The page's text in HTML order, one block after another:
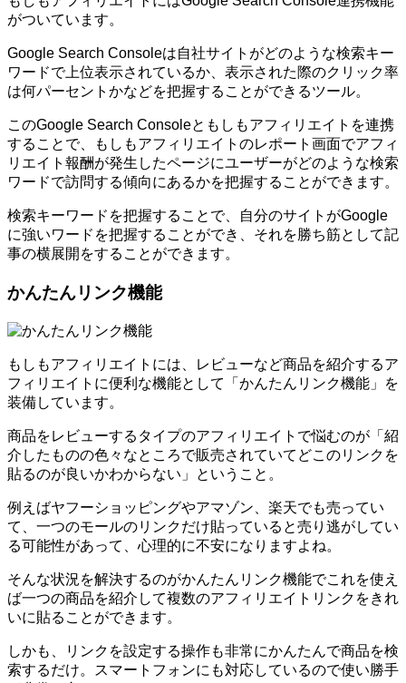
がついています。
Google Search Consoleは自社サイトがどのような検索キー
ワードで上位表示されているか、表示された際のクリック率
は何パーセントかなどを把握することができるツール。
このGoogle Search Consoleともしもアフィリエイトを連携
することで、もしもアフィリエイトのレポート画面でアフィ
リエイト報酬が発生したページにユーザーがどのような検索
ワードで訪問する傾向にあるかを把握することができます。
検索キーワードを把握することで、自分のサイトがGoogle
に強いワードを把握することができ、それを勝ち筋として記
事の横展開をすることができます。
かんたんリンク機能
もしもアフィリエイトには、レビューなど商品を紹介するア
フィリエイトに便利な機能として「かんたんリンク機能」を
装備しています。
商品をレビューするタイプのアフィリエイトで悩むのが「紹
介したものの色々なところで販売されていてどこのリンクを
貼るのが良いかわからない」ということ。
例えばヤフーショッピングやアマゾン、楽天でも売ってい
て、一つのモールのリンクだけ貼っていると売り逃がしてい
る可能性があって、心理的に不安になりますよね。
そんな状況を解決するのがかんたんリンク機能でこれを使え
ば一つの商品を紹介して複数のアフィリエイトリンクをきれ
いに貼ることができます。
しかも、リンクを設定する操作も非常にかんたんで商品を検
索するだけ。スマートフォンにも対応しているので使い勝手